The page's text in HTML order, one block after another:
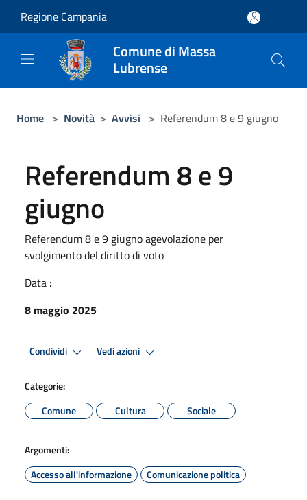
Regione Campania
Comune di Massa
Lubrense
Home > Novità > Avvisi > Referendum 8 e 9 giugno
Referendum 8 e 9
giugno
Referendum 8 e 9 giugno agevolazione per
svolgimento del diritto di voto
Data :
8 maggio 2025
Condividi Vedi azioni
Categorie:
Comune
Cultura Sociale
Argomenti:
Accesso all'informazione
Comunicazione politica